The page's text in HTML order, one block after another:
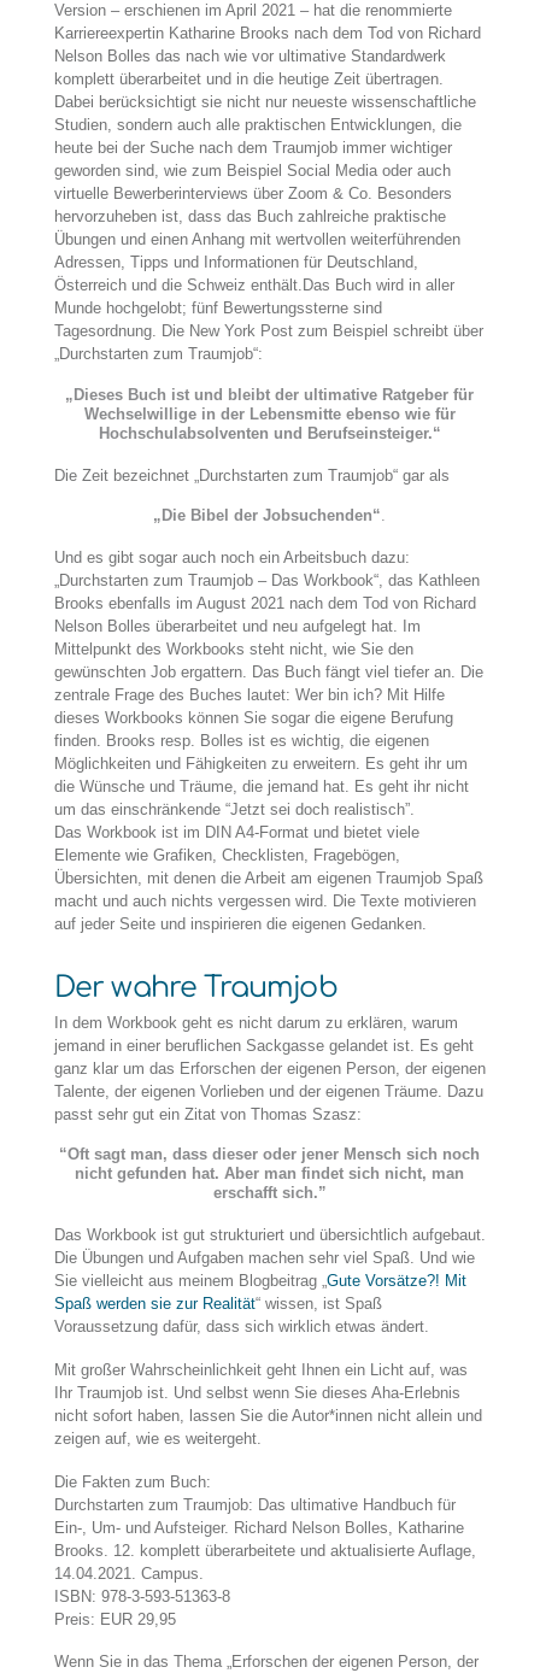
Version – erschienen im April 2021 – hat die renommierte
Karriereexpertin Katharine Brooks nach dem Tod von Richard
Nelson Bolles das nach wie vor ultimative Standardwerk
komplett überarbeitet und in die heutige Zeit übertragen.
Dabei berücksichtigt sie nicht nur neueste wissenschaftliche
Studien, sondern auch alle praktischen Entwicklungen, die
heute bei der Suche nach dem Traumjob immer wichtiger
geworden sind, wie zum Beispiel Social Media oder auch
virtuelle Bewerberinterviews über Zoom & Co. Besonders
hervorzuheben ist, dass das Buch zahlreiche praktische
Übungen und einen Anhang mit wertvollen weiterführenden
Adressen, Tipps und Informationen für Deutschland,
Österreich und die Schweiz enthält.Das Buch wird in aller
Munde hochgelobt; fünf Bewertungssterne sind
Tagesordnung. Die New York Post zum Beispiel schreibt über
„Durchstarten zum Traumjob“:
„Dieses Buch ist und bleibt der ultimative Ratgeber für
Wechselwillige in der Lebensmitte ebenso wie für
Hochschulabsolventen und Berufseinsteiger.“
Die Zeit bezeichnet „Durchstarten zum Traumjob“ gar als
„Die Bibel der Jobsuchenden“.
Und es gibt sogar auch noch ein Arbeitsbuch dazu:
„Durchstarten zum Traumjob – Das Workbook“, das Kathleen
Brooks ebenfalls im August 2021 nach dem Tod von Richard
Nelson Bolles überarbeitet und neu aufgelegt hat. Im
Mittelpunkt des Workbooks steht nicht, wie Sie den
gewünschten Job ergattern. Das Buch fängt viel tiefer an. Die
zentrale Frage des Buches lautet: Wer bin ich? Mit Hilfe
dieses Workbooks können Sie sogar die eigene Berufung
finden. Brooks resp. Bolles ist es wichtig, die eigenen
Möglichkeiten und Fähigkeiten zu erweitern. Es geht ihr um
die Wünsche und Träume, die jemand hat. Es geht ihr nicht
um das einschränkende “Jetzt sei doch realistisch”.
Das Workbook ist im DIN A4-Format und bietet viele
Elemente wie Grafiken, Checklisten, Fragebögen,
Übersichten, mit denen die Arbeit am eigenen Traumjob Spaß
macht und auch nichts vergessen wird. Die Texte motivieren
auf jeder Seite und inspirieren die eigenen Gedanken.
Der wahre Traumjob
In dem Workbook geht es nicht darum zu erklären, warum
jemand in einer beruflichen Sackgasse gelandet ist. Es geht
ganz klar um das Erforschen der eigenen Person, der eigenen
Talente, der eigenen Vorlieben und der eigenen Träume. Dazu
passt sehr gut ein Zitat von Thomas Szasz:
“Oft sagt man, dass dieser oder jener Mensch sich noch
nicht gefunden hat. Aber man findet sich nicht, man
erschafft sich.”
Das Workbook ist gut strukturiert und übersichtlich aufgebaut.
Die Übungen und Aufgaben machen sehr viel Spaß. Und wie
Sie vielleicht aus meinem Blogbeitrag „Gute Vorsätze?! Mit
Spaß werden sie zur Realität“ wissen, ist Spaß
Voraussetzung dafür, dass sich wirklich etwas ändert.
Mit großer Wahrscheinlichkeit geht Ihnen ein Licht auf, was
Ihr Traumjob ist. Und selbst wenn Sie dieses Aha-Erlebnis
nicht sofort haben, lassen Sie die Autor*innen nicht allein und
zeigen auf, wie es weitergeht.
Die Fakten zum Buch:
Durchstarten zum Traumjob: Das ultimative Handbuch für
Ein-, Um- und Aufsteiger. Richard Nelson Bolles, Katharine
Brooks. 12. komplett überarbeitete und aktualisierte Auflage,
14.04.2021. Campus.
ISBN: 978-3-593-51363-8
Preis: EUR 29,95
Wenn Sie in das Thema „Erforschen der eigenen Person, der